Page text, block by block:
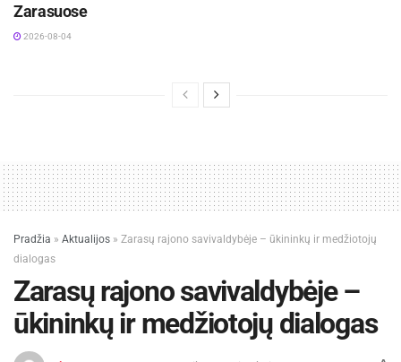
Zarasuose
2026-08-04
Pradžia » Aktualijos » Zarasų rajono savivaldybėje – ūkininkų ir medžiotojų
dialogas
Zarasų rajono savivaldybėje –
ūkininkų ir medžiotojų dialogas